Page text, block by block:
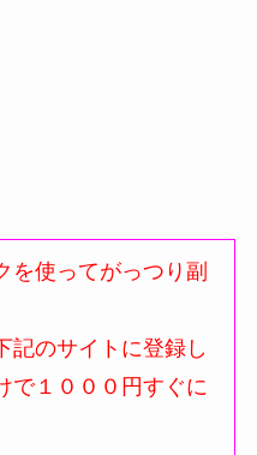
を使ってがっつり副
記のサイトに登録し
で１０００円すぐに